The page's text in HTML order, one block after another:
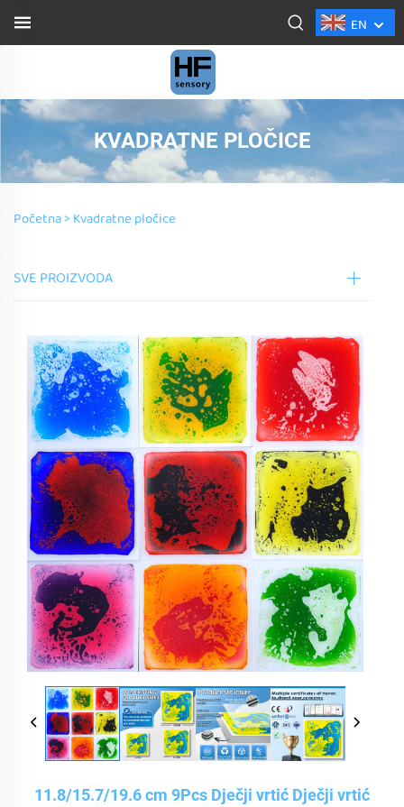
EN
KVADRATNE PLOČICE
Početna > Kvadratne pločice
SVE PROIZVODA
11.8/15.7/19.6 cm 9Pcs Dječji vrtić Dječji vrtić